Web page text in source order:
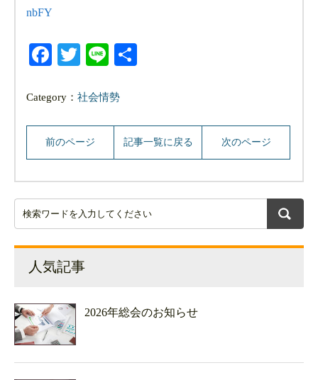
nbFY
Facebook
Twitter
Line
Category：社会情勢
前のページ 記事一覧に戻る 次のページ
人気記事
2026年総会のお知らせ